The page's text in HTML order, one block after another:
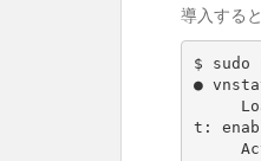
導入する
$
●
t: